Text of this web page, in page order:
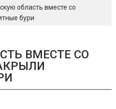
область вместе со
бури
ВМЕСТЕ СО